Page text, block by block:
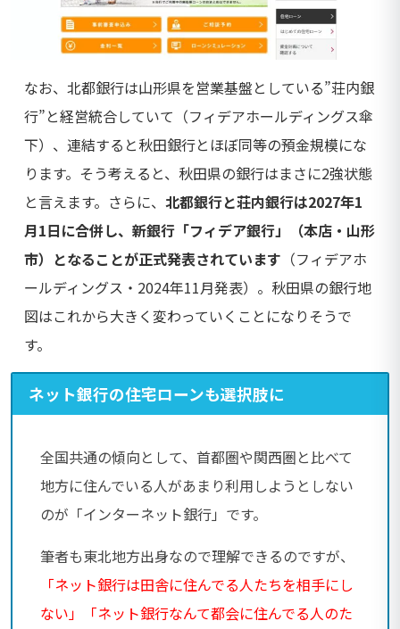
なお、北都銀行は山形県を営業基盤としている”荘内銀
行”と経営統合していて（フィデアホールディングス傘
下）、連結すると秋田銀行とほぼ同等の預金規模にな
ります。そう考えると、秋田県の銀行はまさに2強状態
と言えます。さらに、 北都銀行と荘内銀行は2027年1
月1日に合併し、新銀行「フィデア銀行」（本店・山形
市）となることが正式発表されています （フィデアホ
ールディングス・2024年11月発表）。秋田県の銀行地
図はこれから大きく変わっていくことになりそうで
す。
ネット銀行の住宅ローンも選択肢に
全国共通の傾向として、首都圏や関西圏と比べて
地方に住んでいる人があまり利用しようとしない
のが「インターネット銀行」です。
筆者も東北地方出身なので理解できるのですが、
「ネット銀行は田舎に住んでる人たちを相手にし
ない」「ネット銀行なんて都会に住んでる人のた